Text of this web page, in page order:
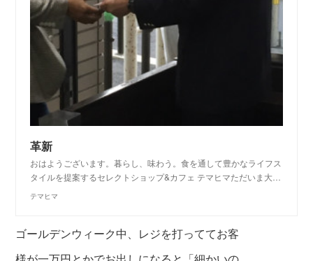
革新
おはようございます。暮らし、味わう。食を通して豊かなライフス
タイルを提案するセレクトショップ&カフェ テマヒマただいま大…
テマヒマ
ゴールデンウィーク中、レジを打っててお客